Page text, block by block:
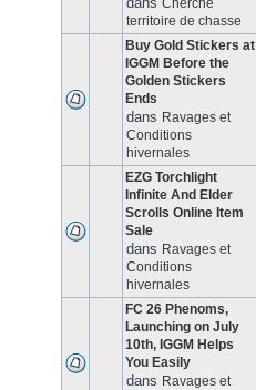
Cherche
territoire de chasse
Buy Gold Stickers at
IGGM Before the
Golden Stickers
Ends
dans Ravages et
Conditions
hivernales
EZG Torchlight
Infinite And Elder
Scrolls Online Item
Sale
dans Ravages et
Conditions
hivernales
FC 26 Phenoms,
Launching on July
10th, IGGM Helps
You Easily
dans Ravages et